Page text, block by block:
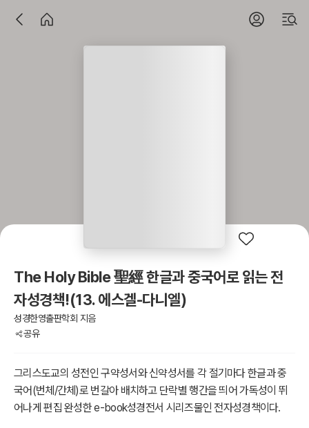
The Holy Bible 聖經 한글과 중국어로 읽는 전
자성경책!(13. 에스겔-다니엘)
성경한영출판학회 지음
공유
그리스도교의 성전인 구약성서와 신약성서를 각 절기마다 한글과 중
국어(번체/간체)로 번갈아 배치하고 단락별 행간을 띄어 가독성이 뛰
어나게 편집 완성한 e-book성경전서 시리즈물인 전자성경책이다.